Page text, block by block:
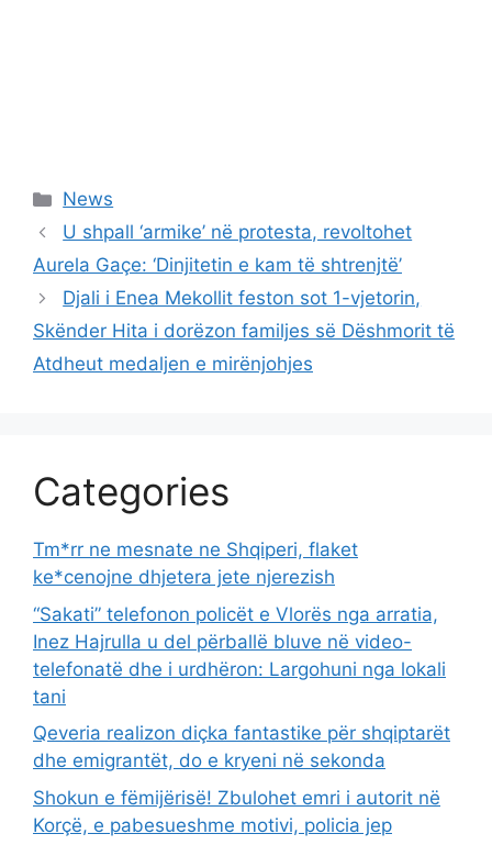
Categories
News
U shpall ‘armike’ në protesta, revoltohet
Aurela Gaçe: ‘Dinjitetin e kam të shtrenjtë’
Djali i Enea Mekollit feston sot 1-vjetorin,
Skënder Hita i dorëzon familjes së Dëshmorit të
Atdheut medaljen e mirënjohjes
Categories
Tm*rr ne mesnate ne Shqiperi, flaket
ke*cenojne dhjetera jete njerezish
“Sakati” telefonon policët e Vlorës nga arratia,
Inez Hajrulla u del përballë bluve në video-
telefonatë dhe i urdhëron: Largohuni nga lokali
tani
Qeveria realizon diçka fantastike për shqiptarët
dhe emigrantët, do e kryeni në sekonda
Shokun e fëmijërisë! Zbulohet emri i autorit në
Korçë, e pabesueshme motivi, policia jep